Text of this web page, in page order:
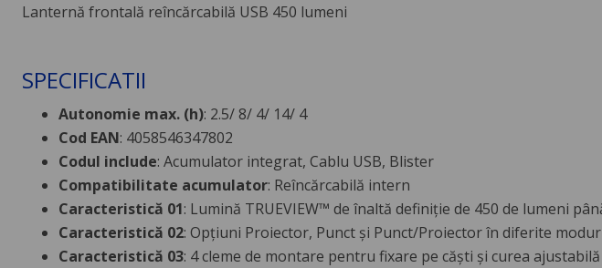
Lanternă frontală reîncărcabilă USB 450 lumeni
SPECIFICATII
Autonomie max. (h): 2.5/ 8/ 4/ 14/ 4
Cod EAN: 4058546347802
Codul include: Acumulator integrat, Cablu USB, Blister
Compatibilitate acumulator: Reîncărcabilă intern
Caracteristică 01: Lumină TRUEVIEW™ de înaltă definiție de 450 de lumeni
Caracteristică 02: Opțiuni Proiector, Punct și Punct/Proiector în diferite
Caracteristică 03: 4 cleme de montare pentru fixare pe căști și curea